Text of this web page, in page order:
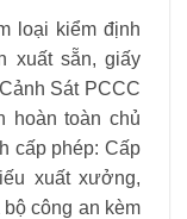
loại kiểm định
xuất sẵn, giấy
Sát PCCC
hoàn toàn chủ
cấp phép: Cấp
xuất xưởng,
công an kèm